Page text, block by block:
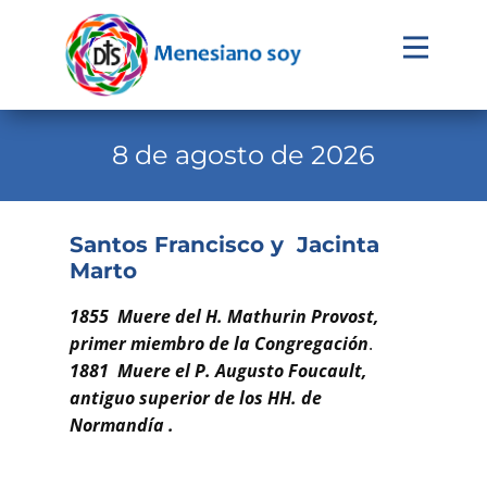
Evangelio
Institucional
Familia Menesiana
Pastoral Vocacional
Recursos
8 de agosto de 2026
Santos Francisco y Jacinta
Marto
1855 Muere del H. Mathurin Provost,
primer miembro de la Congregación.
1881 Muere el P. Augusto Foucault,
antiguo superior de los HH. de
Normandía .